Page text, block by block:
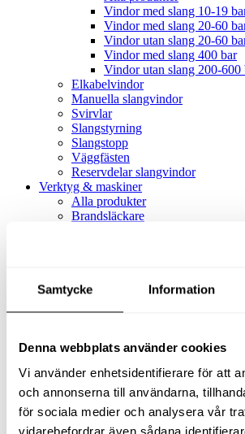
Samtycke Information
Denna webbplats använder cookies
Vi använder enhetsidentifierare för att
och annonserna till användarna,
för sociala medier och analysera vår
vidarebefordrar även sådana
Vindor med slang 10-19
Vindor med slang 20-60
Vindor utan slang 20-60
Vindor med slang 400 bar
Vindor utan slang 200-600
Elkabelvindor
Manuella slangvindor
Svirvlar
Slangstyrning
Slangstopp
Väggfästen
Reservdelar slangvindor
Verktyg & maskiner
Alla produkter
Brandsläckare
Alla produkter
Slangfäste
Textil- &
Tillbehör Textil- &
Adaptrar
Dammsugare